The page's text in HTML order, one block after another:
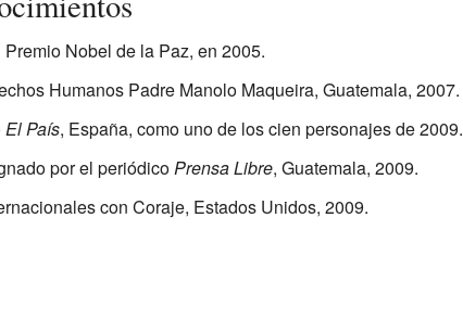
Nobel de la Paz, en 2005.
Humanos Padre Manolo Maqueira, Guatemala, 2007.
El País, España, como uno de los cien personajes de 2009.
por el periódicoPrensa Libre, Guatemala, 2009.
con Coraje, Estados Unidos, 2009.